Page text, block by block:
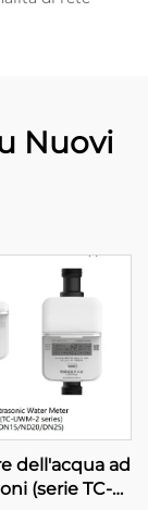
Nuovi
dell'acqua ad
(serie TC-